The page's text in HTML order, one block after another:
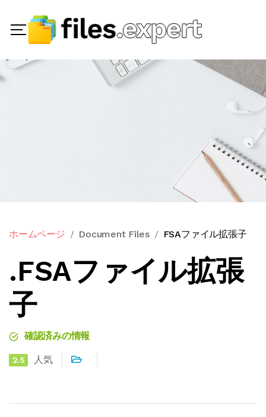
ホームページ Document Files FSAファイル拡張子
.FSAファイル拡張
子
確認済みの情報
2.5 人気